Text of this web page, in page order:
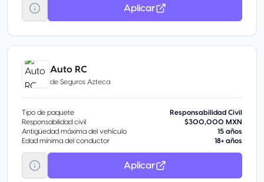
Aplicar
Auto RC
de Seguros Azteca
Tipo de paquete
Responsabilidad Civil
Responsabilidad civil
$300,000 MXN
Antigüedad máxima del vehículo
15 años
Edad mínima del conductor
18+ años
Aplicar